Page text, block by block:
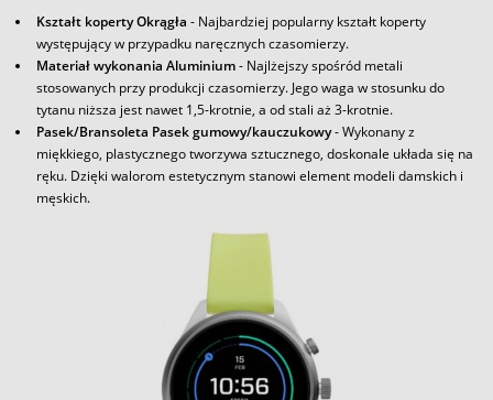
Kształt koperty Okrągła - Najbardziej popularny kształt koperty
występujący w przypadku naręcznych czasomierzy.
Materiał wykonania Aluminium- Najlżejszy spośród metali
stosowanych przy produkcji czasomierzy. Jego waga w stosunku do
tytanu niższa jest nawet 1,5-krotnie, a od stali aż 3-krotnie.
Pasek/Bransoleta Pasek gumowy/kauczukowy- Wykonany z
miękkiego, plastycznego tworzywa sztucznego, doskonale układa się na
ręku. Dzięki walorom estetycznym stanowi element modeli damskich i
męskich.